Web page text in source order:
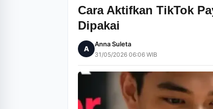
Cara Aktifkan TikTok
Dipakai
A
Anna Suleta
31/05/2026 06:06 WIB